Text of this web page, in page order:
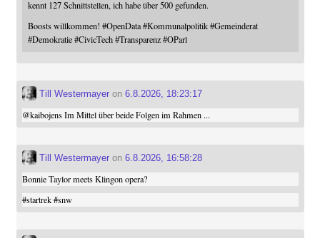
kennt 127 Schnittstellen, ich habe über 500 gefunden.
Boosts willkommen! #OpenData #Kommunalpolitik #Gemeinderat
#Demokratie #CivicTech #Transparenz #OParl
Till Westermayeron 6.8.2026, 18:23:17
@kaibojensIm Mittel über beide Folgen im Rahmen ...
Till Westermayeron 6.8.2026, 16:58:28
Bonnie Taylor meets Klingon opera?
#startrek #snw